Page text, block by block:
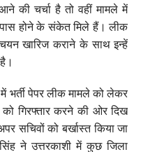
की चर्चा है तो वहीं मामले में
होने के संकेत मिले हैं। लीक
खारिज कराने के साथ इन्हें
भर्ती पेपर लीक मामले को लेकर
गिरफ्तार करने की ओर दिख
सचिवों को बर्खास्त किया जा
ने उत्तरकाशी में कुछ जिला